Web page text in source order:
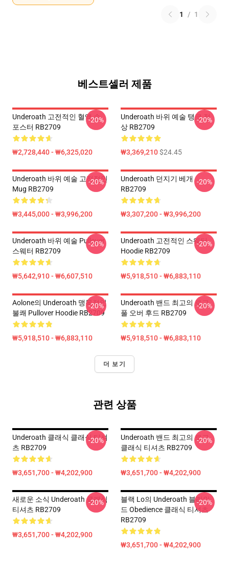
1 / 1
베스트셀러 제품
Underoath 고전적인 혈액 손
포스터 RB2709
₩2,728,440 - ₩6,325,020
-20%
Underoath 바위 예술 탱크 정
상 RB2709
₩3,369,210$24.45
-20%
Underoath 바위 예술 고전적인
Mug RB2709
₩3,445,000 - ₩3,996,200
-20%
Underoath 던지기 베개
RB2709
₩3,307,200 - ₩3,996,200
-20%
Underoath 바위 예술 Pullover
스웨터 RB2709
₩5,642,910 - ₩6,607,510
-20%
Underoath 고전적인 스웨터
Hoodie RB2709
₩5,918,510 - ₩6,883,110
-20%
Aolone의 Underoath 맹목적인
불쾌 Pullover Hoodie RB2709
₩5,918,510 - ₩6,883,110
-20%
Underoath 밴드 최고의 로고
풀 오버 후드 RB2709
₩5,918,510 - ₩6,883,110
-20%
더 보기
관련 상품
Underoath 클래식 클래식 티셔
츠 RB2709
₩3,651,700 - ₩4,202,900
-20%
Underoath 밴드 최고의 로고
클래식 티셔츠 RB2709
₩3,651,700 - ₩4,202,900
-20%
새로운 소식 Underoath 클래식
티셔츠 RB2709
₩3,651,700 - ₩4,202,900
-20%
블랙 Lo의 Underoath 블라인
드 Obedience 클래식 티셔츠
RB2709
₩3,651,700 - ₩4,202,900
-20%